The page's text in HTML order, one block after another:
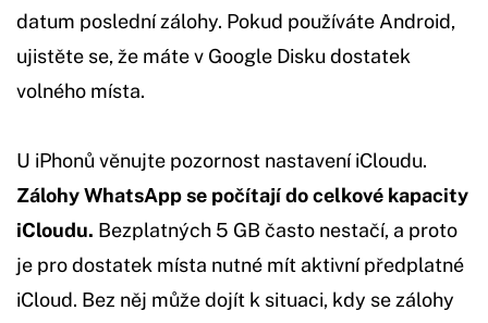
datum poslední zálohy. Pokud používáte Android,
ujistěte se, že máte v Google Disku dostatek
volného místa.
U iPhonů věnujte pozornost nastavení iCloudu.
Zálohy WhatsApp se počítají do celkové kapacity
iCloudu. Bezplatných 5 GB často nestačí, a proto
je pro dostatek místa nutné mít aktivní předplatné
iCloud. Bez něj může dojít k situaci, kdy se zálohy